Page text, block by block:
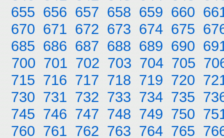
655 656 657 658 659 660
670 671 672 673 674 675
685 686 687 688 689 690
700 701 702 703 704 705
715 716 717 718 719 720
730 731 732 733 734 735
745 746 747 748 749 750
760 761 762 763 764 765